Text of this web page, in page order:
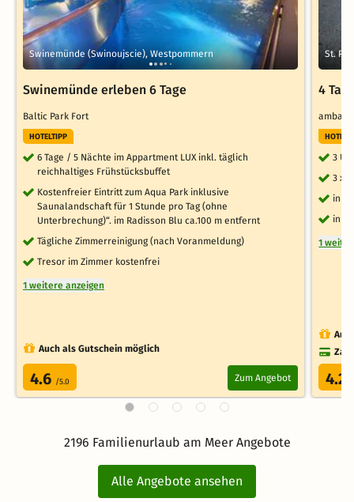
Swinemünde (Swinoujscie), Westpommern
Swinemünde erleben 6 Tage
Baltic Park Fort
HOTELTIPP
6 Tage / 5 Nächte im Appartment LUX inkl. täglich
reichhaltiges Frühstücksbuffet
Kostenfreier Eintritt zum Aqua Park inklusive
Saunalandschaft für 1 Stunde pro Tag (ohne
Unterbrechung)“. im Radisson Blu ca.100 m entfernt
Tägliche Zimmerreinigung (nach Voranmeldung)
Tresor im Zimmer kostenfrei
1 weitere anzeigen
Auch als Gutschein möglich
4.6 /5.0 Zum Angebot
St.
4
3
3 x
inkl.
inkl.
1
4.2
2196 Familienurlaub am Meer Angebote
Alle Angebote ansehen